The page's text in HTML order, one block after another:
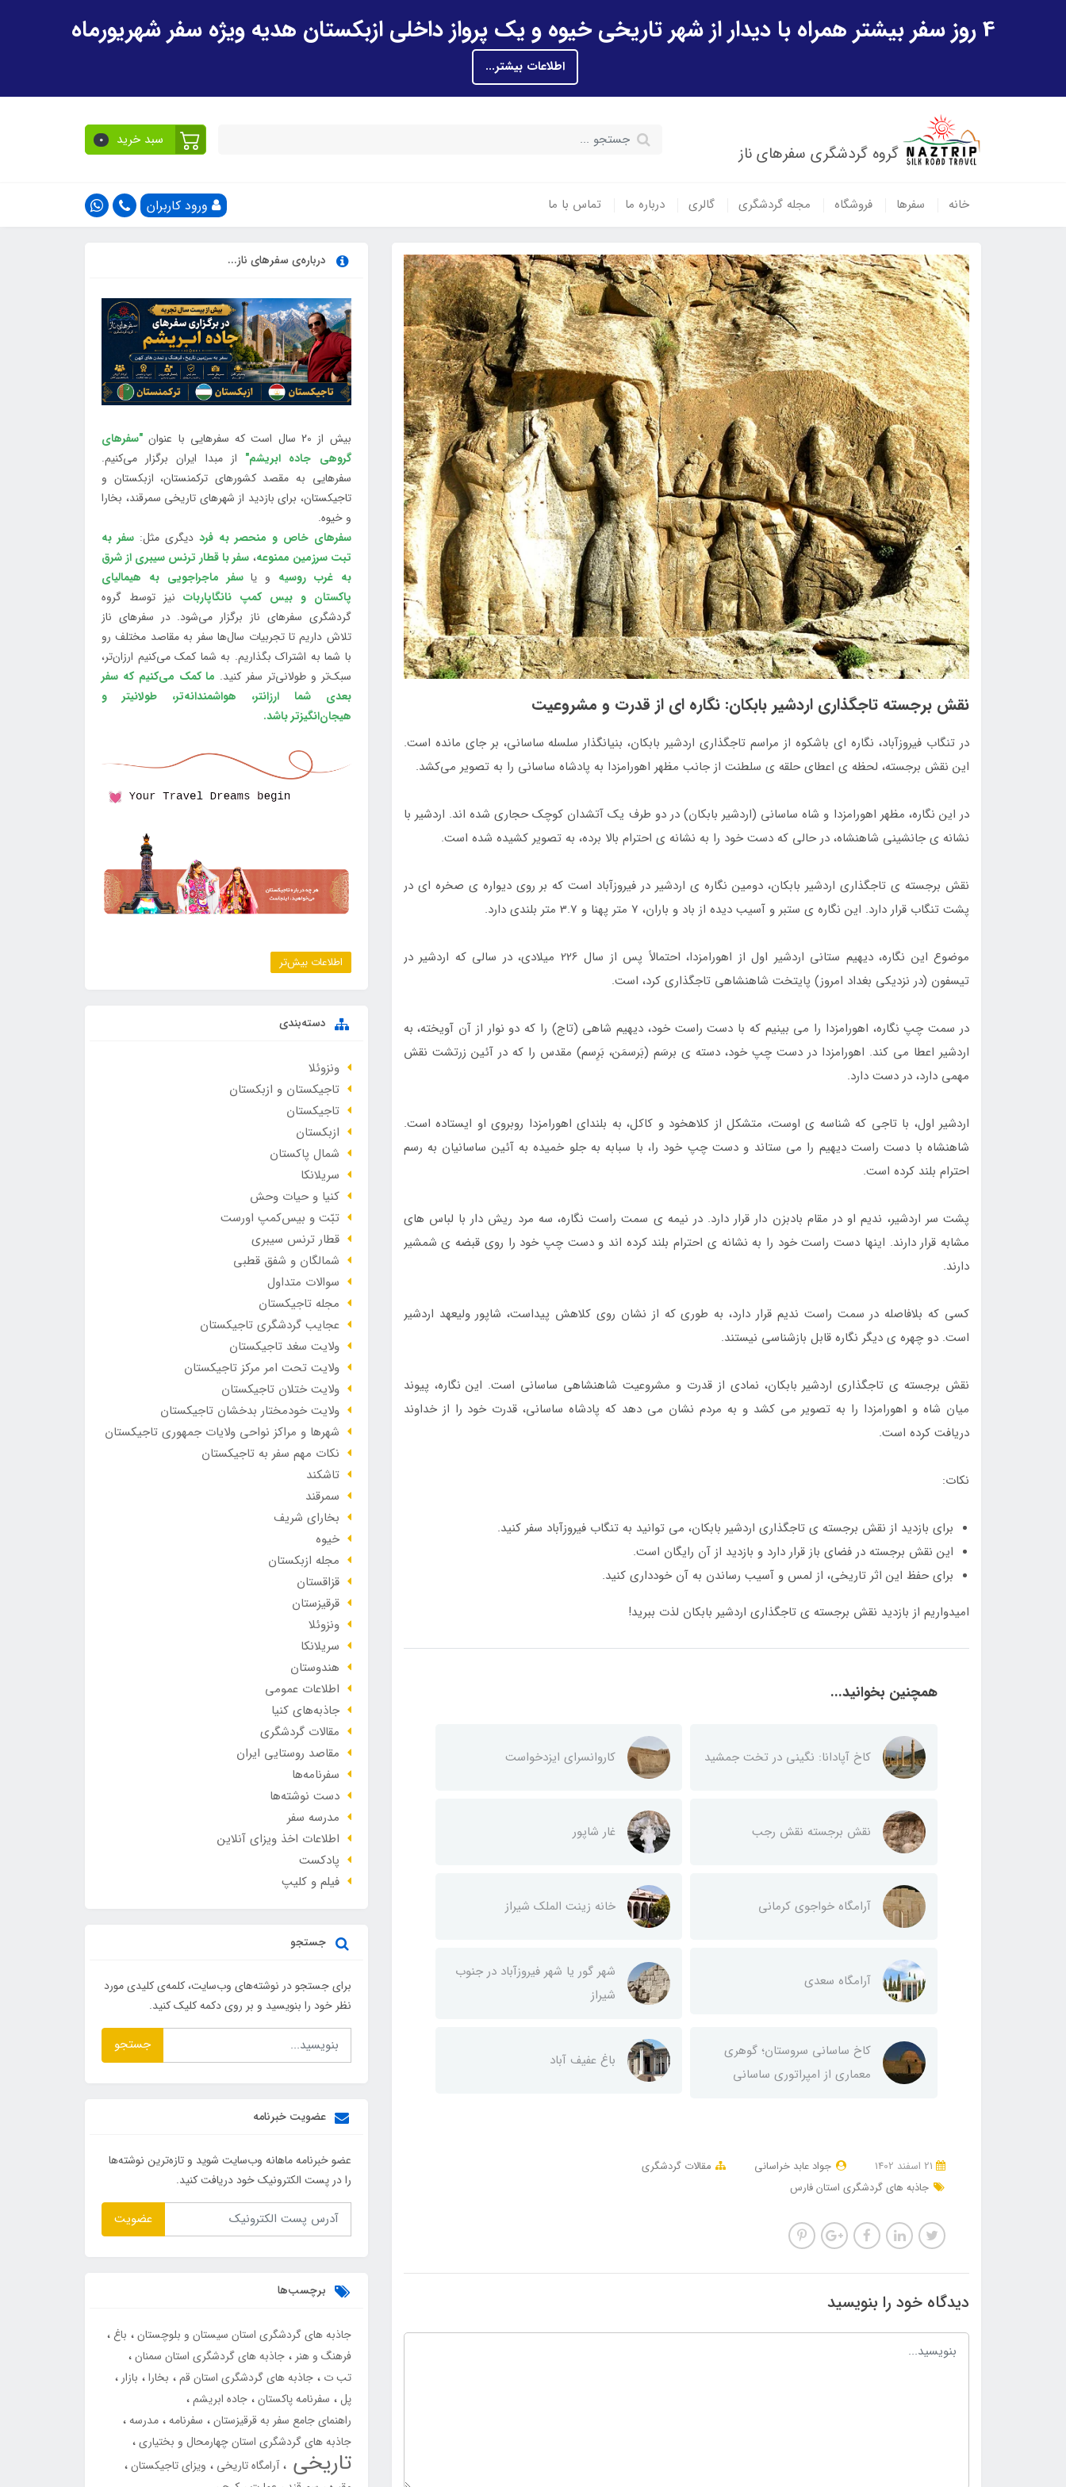
4 روز سفر بیشتر همراه با دیدار از شهر تاریخی خیوه و یک پرواز داخلی ازبکستان هدیه ویژه سفر شهریورماه
اطلاعات بیشتر...
گروه گردشگری سفرهای ناز
سبد خرید 0
خانه سفرها فروشگاه مجله گردشگری گالری درباره ما تماس با ما ورود کاربران
نقش برجسته تاجگذاری اردشیر بابکان: نگاره ای از قدرت و مشروعیت
در تنگاب فیروزآباد، نگاره ای باشکوه از مراسم تاجگذاری اردشیر بابکان، بنیانگذار سلسله ساسانی، بر جای مانده است.
این نقش برجسته، لحظه ی اعطای حلقه ی سلطنت از جانب مظهر اهورامزدا به پادشاه ساسانی را به تصویر می‌کشد.
در این نگاره، مظهر اهورامزدا و شاه ساسانی (اردشیر بابکان) در دو طرف یک آتشدان کوچک حجاری شده اند. اردشیر با
نشانه ی جانشینی شاهنشاه، در حالی که دست خود را به نشانه ی احترام بالا برده، به تصویر کشیده شده است.
نقش برجسته ی تاجگذاری اردشیر بابکان، دومین نگاره ی اردشیر در فیروزآباد است که بر روی دیواره ی صخره ای در
پشت تنگاب قرار دارد. این نگاره ی ستبر و آسیب دیده از باد و باران، 7 متر پهنا و 3.7 متر بلندی دارد.
موضوع این نگاره، دیهیم ستانی اردشیر اول از اهورامزدا، احتمالاً پس از سال 226 میلادی، در سالی که اردشیر در
تیسفون (در نزدیکی بغداد امروز) پایتخت شاهنشاهی تاجگذاری کرد، است.
در سمت چپ نگاره، اهورامزدا را می بینیم که با دست راست خود، دیهیم شاهی (تاج) را که دو نوار از آن آویخته، به
اردشیر اعطا می کند. اهورامزدا در دست چپ خود، دسته ی برسَم (بَرسمَن، بَرِسم) مقدس را که در آئین زرتشت نقش
مهمی دارد، در دست دارد.
اردشیر اول، با تاجی که شناسه ی اوست، متشکل از کلاهخود و کاکل، به بلندای اهورامزدا روبروی او ایستاده است.
شاهنشاه با دست راست دیهیم را می ستاند و دست چپ خود را، با سبابه به جلو خمیده به آئین ساسانیان به رسم
احترام بلند کرده است.
پشت سر اردشیر، ندیم او در مقام بادبزن دار قرار دارد. در نیمه ی سمت راست نگاره، سه مرد ریش دار با لباس های
مشابه قرار دارند. اینها دست راست خود را به نشانه ی احترام بلند کرده اند و دست چپ خود را روی قبضه ی شمشیر
دارند.
کسی که بلافاصله در سمت راست ندیم قرار دارد، به طوری که از نشان روی کلاهش پیداست، شاپور ولیعهد اردشیر
است. دو چهره ی دیگر نگاره قابل بازشناسی نیستند.
نقش برجسته ی تاجگذاری اردشیر بابکان، نمادی از قدرت و مشروعیت شاهنشاهی ساسانی است. این نگاره، پیوند
میان شاه و اهورامزدا را به تصویر می کشد و به مردم نشان می دهد که پادشاه ساسانی، قدرت خود را از خداوند
دریافت کرده است.
نکات:
برای بازدید از نقش برجسته ی تاجگذاری اردشیر بابکان، می توانید به تنگاب فیروزآباد سفر کنید.
این نقش برجسته در فضای باز قرار دارد و بازدید از آن رایگان است.
برای حفظ این اثر تاریخی، از لمس و آسیب رساندن به آن خودداری کنید.
امیدواریم از بازدید نقش برجسته ی تاجگذاری اردشیر بابکان لذت ببرید!
همچنین بخوانید...
کاخ آپادانا: نگینی در تخت جمشید کاروانسرای ایزدخواست
نقش برجسته نقش رجب غار شاپور
آرامگاه خواجوی کرمانی خانه زینت الملک شیراز
آرامگاه سعدی
شهر گور یا شهر فیروزآباد در جنوب
شیراز
کاخ ساسانی سروستان؛ گوهری
معماری از امپراتوری ساسانی
باغ عفیف آباد
جواد عابد خراسانی
مقالات گردشگری
جاذبه های گردشگری استان فارس
دیدگاه خود را بنویسید
درباره‌ی سفرهای ناز...
بیش از 20 سال است که سفرهایی با عنوان
"سفرهای
گروهی جاده ابریشم" از مبدا ایران برگزار می‌کنیم.
سفرهایی به مقصد کشورهای ترکمنستان، ازبکستان و
تاجیکستان، برای بازدید از شهرهای تاریخی سمرقند، بخارا
و خیوه.
سفرهای خاص و منحصر به فرددیگری مثل:سفر به
تبت سرزمین ممنوعه، سفر با قطار ترنس سیبری از شرق
به غرب روسیه و یاسفر ماجراجویی به هیمالیای
پاکستان و بیس کمپ نانگاپاربات نیز توسط گروه
گردشگری سفرهای ناز برگزار می‌شود. در سفرهای ناز
تلاش داریم تا تجربیات سال‌ها سفر به مقاصد مختلف رو
با شما به اشتراک بگذاریم. به شما کمک می‌کنیم ارزان‌تر،
سبک‌تر و طولانی‌تر سفر کنید. ما کمک می‌کنیم که سفر
بعدی شما ارزانتر، هواشمندانه‌تر، طولانی‎تر و
هیجان‌انگیزتر باشد.
اطلاعات بیش‌تر
دسته‌بندی
ونزوئلا
تاجیکستان و ازبکستان
تاجیکستان
ازبکستان
شمال پاکستان
سریلانکا
کنیا و حیات وحش
تبّت و بیس‌کمپ اورست
قطار ترنس سیبری
شمالگان و شفق قطبی
سوالات متداول
مجله تاجیکستان
عجایب گردشگری تاجیکستان
ولایت سغد تاجیکستان
ولایت تحت امر مرکز تاجیکستان
ولایت ختلان تاجیکستان
ولایت خودمختار بدخشان تاجیکستان
شهرها و مراکز نواحی ولایات جمهوری تاجیکستان
نکات مهم سفر به تاجیکستان
تاشکند
سمرقند
بخارای شریف
خیوه
مجله ازبکستان
قزاقستان
قرقیزستان
ونزوئلا
سریلانکا
هندوستان
اطلاعات عمومی
جاذبه‌های کنیا
مقالات گردشگری
مقاصد روستایی ایران
سفرنامه‌ها
دست نوشته‌ها
مدرسه سفر
اطلاعات اخذ ویزای آنلاین
پادکست
فیلم و کلیپ
جستجو
برای جستجو در نوشته‌های وب‌سایت، کلمه‌ی کلیدی مورد
نظر خود را بنویسید و بر روی دکمه کلیک کنید.
جستجو
عضویت خبرنامه
عضو خبرنامه ماهانه وب‌سایت شوید و تازه‌ترین نوشته‌ها
را در پست الکترونیک خود دریافت کنید.
عضویت
برچسب‌ها
جاذبه های گردشگری استان سیستان و بلوچستان باغ
فرهنگ و هنر جاذبه های گردشگری استان سمنان
تب ت جاذبه های گردشگری استان قم بخارا بازار
پل سفرنامه پاکستان جاده ابریشم
راهنمای جامع سفر به قرقیزستان سفرنامه مدرسه
جاذبه های گردشگری استان چهارمحال و بختیاری
تاریخی آرامگاه تاریخی ویزای تاجیکستان